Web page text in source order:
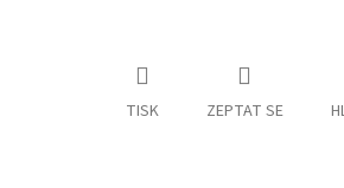
TISK ZEPTAT SE